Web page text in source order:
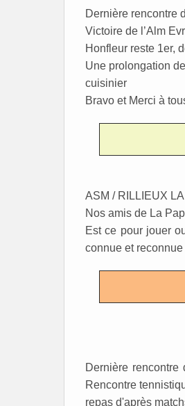
Dernière rencontre
Victoire de l’Alm
Honfleur reste 1er,
Une prolongation
cuisinier
Bravo et Merci à
ASM / RILLIEUX
Nos amis de La
Est ce pour jouer
connue et
Dernière
Rencontre
repas d'après